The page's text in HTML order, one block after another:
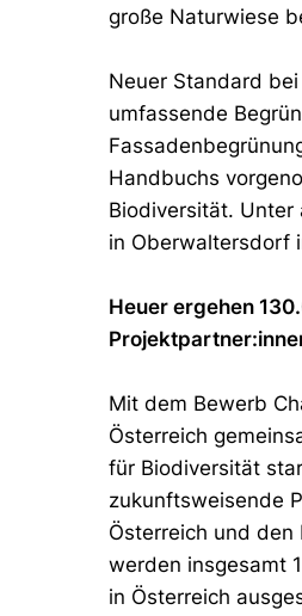
große Naturwiese
Neuer Standard
umfassende
Handbuchs
Biodiversität. Unter
in Oberwaltersdorf
Heuer ergehen
Mit dem Bewerb
Österreich
für Biodiversität
zukunftsweisende
Österreich und
werden insgesamt
in Österreich